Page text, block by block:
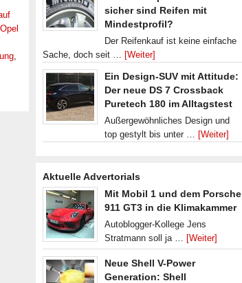
Opel
,
sicher sind Reifen mit
Mindestprofil?
Der Reifenkauf ist keine einfache
Sache, doch seit … [Weiter]
Ein Design-SUV mit Attitude:
Der neue DS 7 Crossback
Puretech 180 im Alltagstest
Außergewöhnliches Design und
top gestylt bis unter … [Weiter]
Aktuelle Advertorials
Mit Mobil 1 und dem Porsche
911 GT3 in die Klimakammer
Autoblogger-Kollege Jens
Stratmann soll ja … [Weiter]
Neue Shell V-Power
Generation: Shell